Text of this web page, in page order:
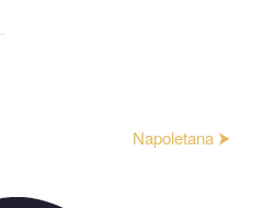
Napoletana ⮞